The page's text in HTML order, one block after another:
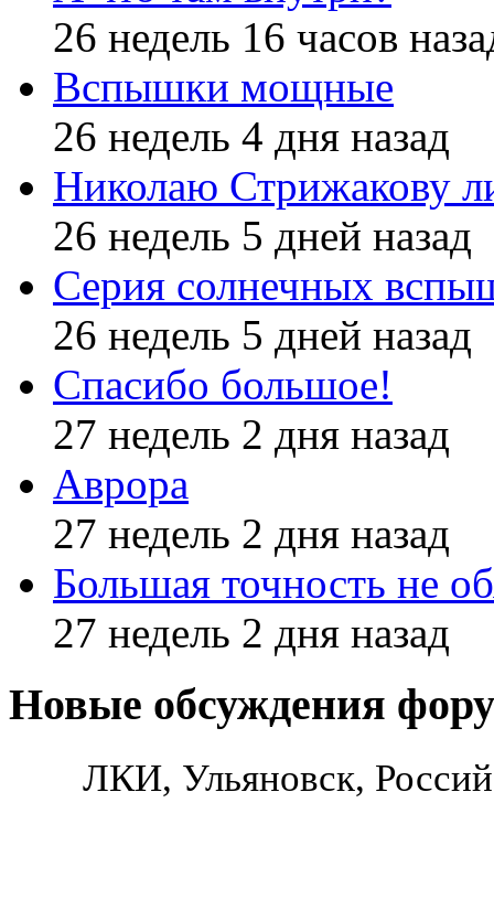
26 недель 16 часов
Вспышки мощные
26 недель 4 дня назад
Николаю Стрижакову
26 недель 5 дней назад
Серия солнечных
26 недель 5 дней назад
Спасибо большое!
27 недель 2 дня назад
Аврора
27 недель 2 дня назад
Большая точность не
27 недель 2 дня назад
Новые обсуждения
ЛКИ, Ульяновск,